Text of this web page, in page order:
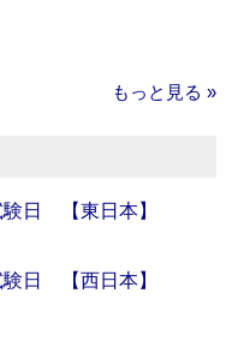
もっと見る »
日 【東日本】
日 【西日本】